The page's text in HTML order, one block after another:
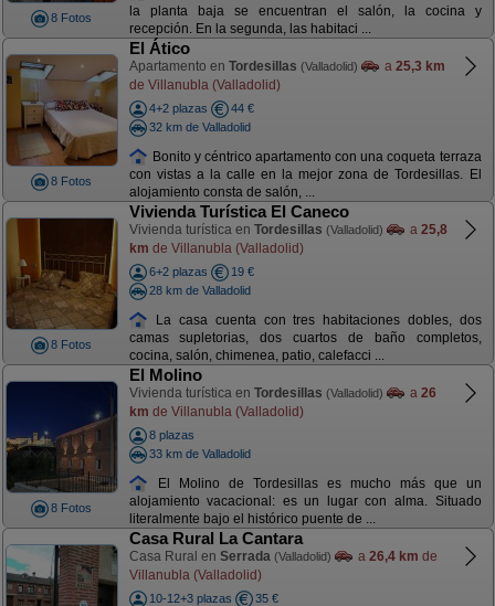
8 Fotos
la planta baja se encuentran el salón, la cocina y
recepción. En la segunda, las habitaci ...
8 Fotos
El Ático
Apartamento en Tordesillas (Valladolid) a 25,3 km
de Villanubla (Valladolid)
4+2 plazas
44 €
32 km de Valladolid
Bonito y céntrico apartamento con una coqueta terraza
con vistas a la calle en la mejor zona de Tordesillas. El
alojamiento consta de salón, ...
8 Fotos
Vivienda Turística El Caneco
Vivienda turística en Tordesillas (Valladolid) a 25,8
km de Villanubla (Valladolid)
6+2 plazas
19 €
28 km de Valladolid
La casa cuenta con tres habitaciones dobles, dos
camas supletorias, dos cuartos de baño completos,
cocina, salón, chimenea, patio, calefacci ...
8 Fotos
El Molino
Vivienda turística en Tordesillas (Valladolid) a 26
km de Villanubla (Valladolid)
8 plazas
33 km de Valladolid
El Molino de Tordesillas es mucho más que un
alojamiento vacacional: es un lugar con alma. Situado
literalmente bajo el histórico puente de ...
Casa Rural La Cantara
Casa Rural en Serrada (Valladolid) a 26,4 km de
Villanubla (Valladolid)
10-12+3 plazas
35 €